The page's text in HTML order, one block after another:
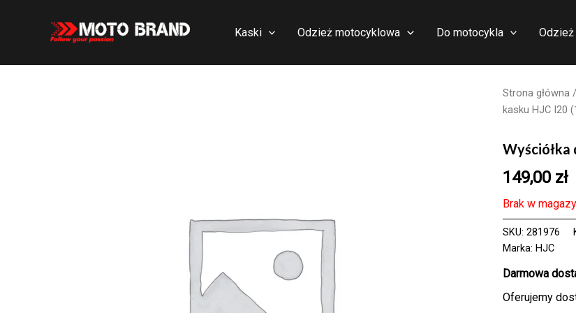
Kaski Odzież motocyklowa Do motocykla
Strona główna /
kasku HJC I20
Wyściółka
149,00 zł
Brak w
SKU: 281976
Marka: HJC
Darmowa
Oferujemy